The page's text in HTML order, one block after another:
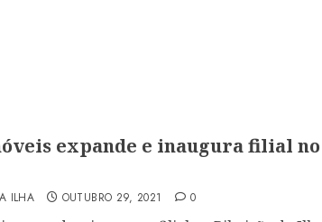
expande e inaugura filial
ILHA OUTUBRO 29, 2021 0